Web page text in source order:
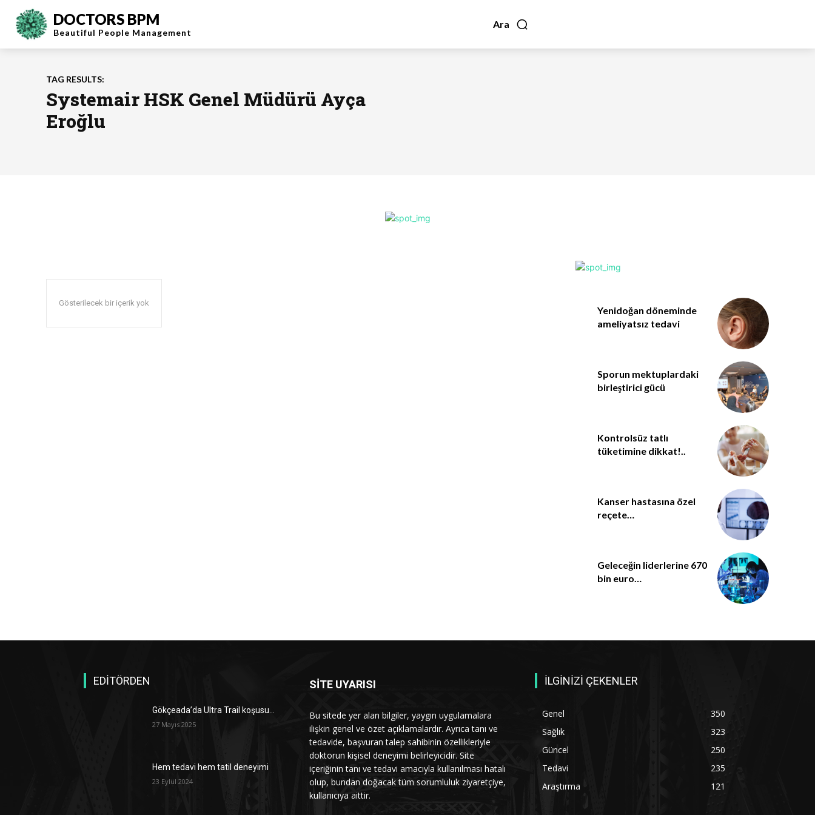
DOCTORS BPM
Beautiful People Management
Ara
TAG RESULTS:
Systemair HSK Genel Müdürü Ayça
Eroğlu
Gösterilecek bir içerik yok
Yenidoğan döneminde
ameliyatsız tedavi
Sporun mektuplardaki
birleştirici gücü
Kontrolsüz tatlı
tüketimine dikkat!..
Kanser hastasına özel
reçete…
Geleceğin liderlerine 670
bin euro…
EDİTÖRDEN
Gökçeada’da Ultra Trail koşusu…
27 Mayıs 2025
Hem tedavi hem tatil deneyimi
23 Eylül 2024
SİTE UYARISI
Bu sitede yer alan bilgiler, yaygın uygulamalara
ilişkin genel ve özet açıklamalardır. Ayrıca tanı ve
tedavide, başvuran talep sahibinin özellikleriyle
doktorun kişisel deneyimi belirleyicidir. Site
içeriğinin tanı ve tedavi amacıyla kullanılması hatalı
olup, bundan doğacak tüm sorumluluk ziyaretçiye,
kullanıcıya aittir.
İLGİNİZİ ÇEKENLER
Genel
350
Sağlık
323
Güncel
250
Tedavi
235
Araştırma
121